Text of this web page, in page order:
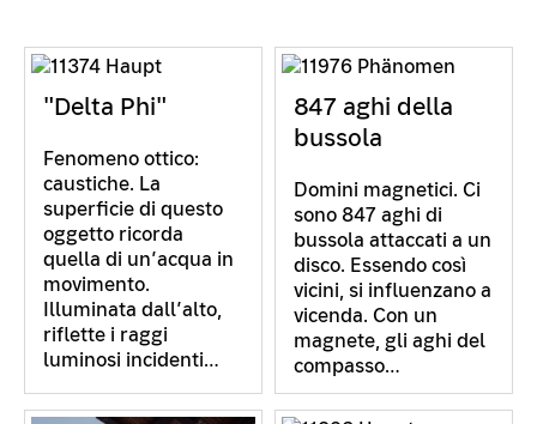
"Delta Phi"
Fenomeno ottico:
caustiche. La
superficie di questo
oggetto ricorda
quella di un’acqua in
movimento.
Illuminata dall’alto,
riflette i raggi
luminosi incidenti…
847 aghi della
bussola
Domini magnetici. Ci
sono 847 aghi di
bussola attaccati a un
disco. Essendo così
vicini, si influenzano a
vicenda. Con un
magnete, gli aghi del
compasso…